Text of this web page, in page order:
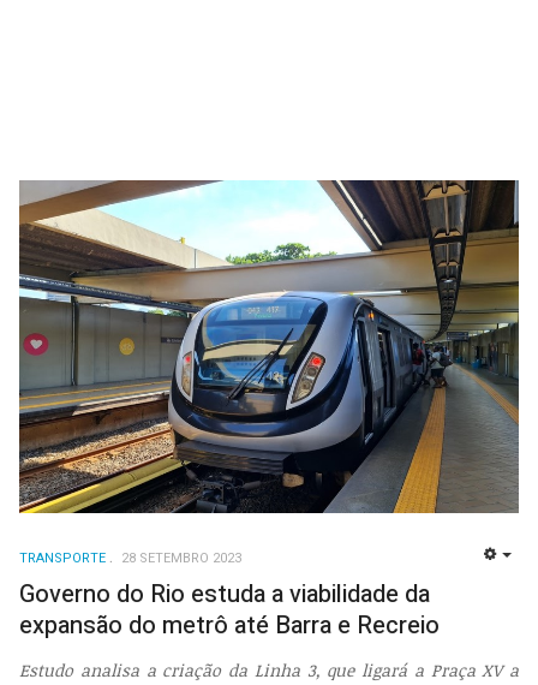
TRANSPORTE 28 SETEMBRO 2023
Governo do Rio estuda a viabilidade da
expansão do metrô até Barra e Recreio
Estudo analisa a criação da Linha 3, que ligará a Praça XV a